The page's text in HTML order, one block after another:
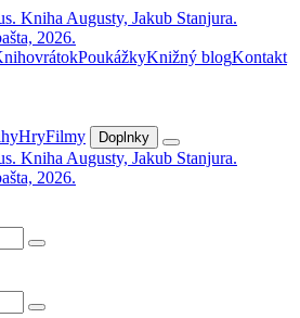
PoukážkyKnižný blogKontakt
HryFilmy Doplnky